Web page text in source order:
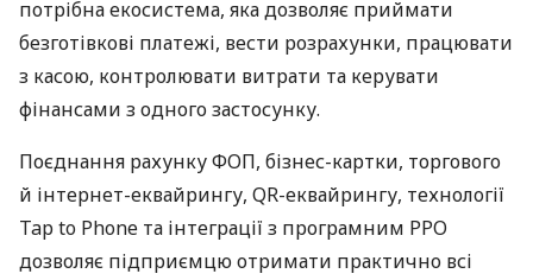
потрібна екосистема, яка дозволяє приймати
безготівкові платежі, вести розрахунки, працювати
з касою, контролювати витрати та керувати
фінансами з одного застосунку.
Поєднання рахунку ФОП, бізнес-картки, торгового
й інтернет-еквайрингу, QR-еквайрингу, технології
Tap to Phone та інтеграції з програмним РРО
дозволяє підприємцю отримати практично всі